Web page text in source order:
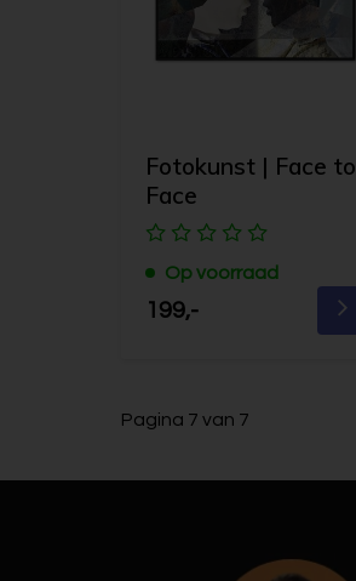
Fotokunst | Face to
Face
Op voorraad
199,-
Pagina 7 van 7